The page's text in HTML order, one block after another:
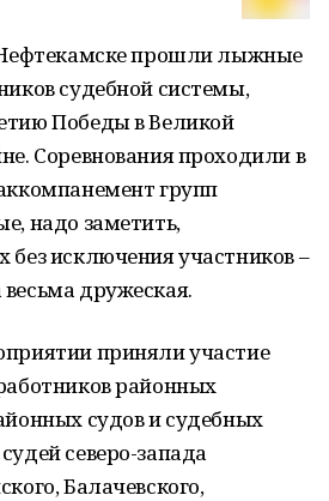
прошли лыжные
судебной системы,
Победы в Великой
Соревнования проходили в
групп
надо заметить,
без исключения участников –
дружеская.
приняли участие
районных
судов и судебных
северо-запада
Балачевского,